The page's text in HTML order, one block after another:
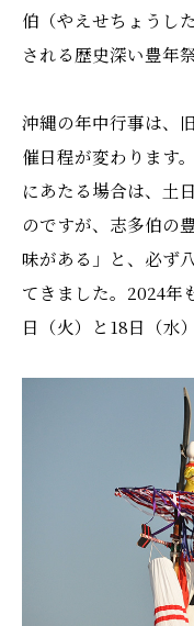
伯（やえせちょうし
される歴史深い豊年
沖縄の年中行事は、
催日程が変わります
にあたる場合は、土
のですが、志多伯の
味がある」と、必ず
てきました。2024年
日（火）と18日（水